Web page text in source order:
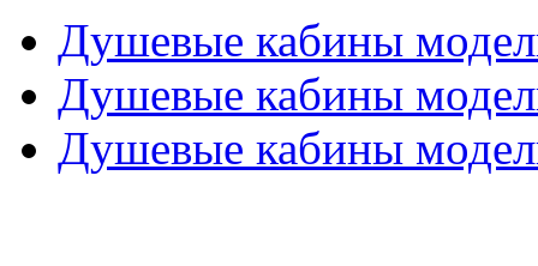
Душевые кабины
Душевые кабины
Душевые кабины